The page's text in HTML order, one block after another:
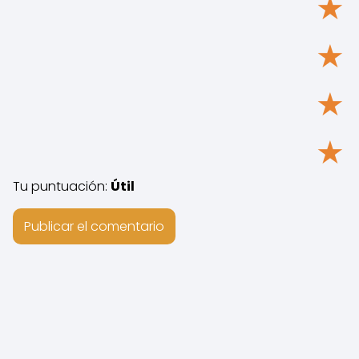
★
★
★
Tu puntuación: Útil